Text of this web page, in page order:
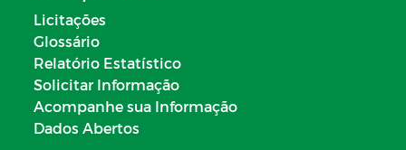
PLANOS REMUNERATÓRIOS
ESTAGIÁRIOS
Licitações
Glossário
Relatório Estatístico
Solicitar Informação
Acompanhe sua Informação
Dados Abertos